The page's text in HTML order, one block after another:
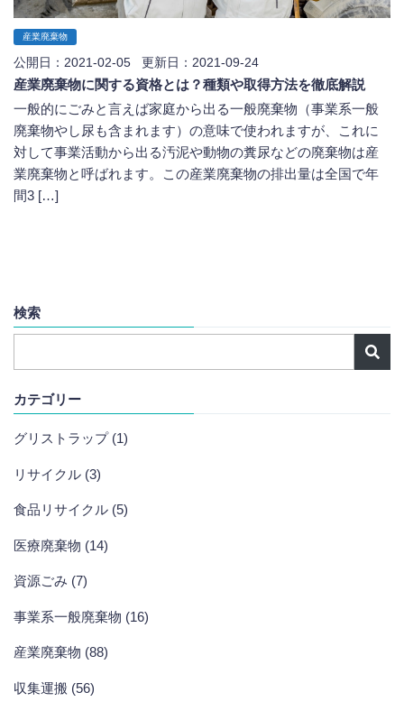
産業廃棄物
公開日：2021-02-05 更新日：2021-09-24
産業廃棄物に関する資格とは？種類や取得方法を徹底解説
一般的にごみと言えば家庭から出る一般廃棄物（事業系一般
廃棄物やし尿も含まれます）の意味で使われますが、これに
対して事業活動から出る汚泥や動物の糞尿などの廃棄物は産
業廃棄物と呼ばれます。この産業廃棄物の排出量は全国で年
間3 […]
検索
カテゴリー
グリストラップ (1)
リサイクル (3)
食品リサイクル (5)
医療廃棄物 (14)
資源ごみ (7)
事業系一般廃棄物 (16)
産業廃棄物 (88)
収集運搬 (56)